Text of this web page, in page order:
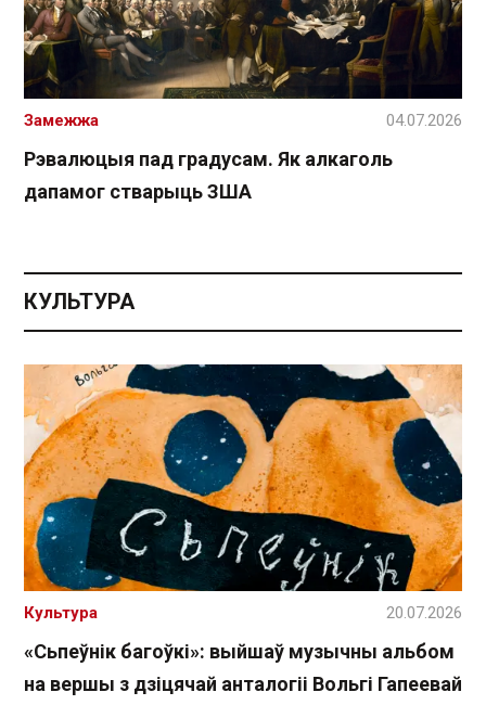
Рэвалюцыя пад градусам. Як алкаголь
дапамог стварыць ЗША
Замежжа 04.07.2026
КУЛЬТУРА
«Сьпеўнік багоўкі»: выйшаў музычны альбом
на вершы з дзіцячай анталогіі Вольгі Гапеевай
Культура 20.07.2026